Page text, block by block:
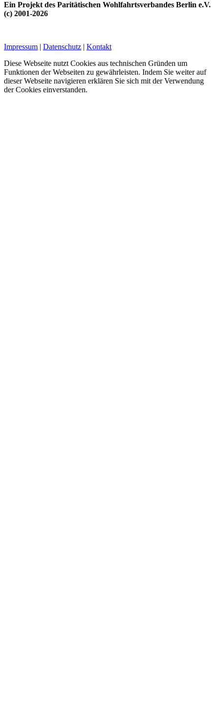
Ein Projekt des Paritätischen Wohlfahrtsverbandes Berlin e.V.
(c) 2001-2026
Impressum | Datenschutz | Kontakt
Diese Webseite nutzt Cookies aus technischen Gründen um
Funktionen der Webseiten zu gewährleisten. Indem Sie weiter auf
dieser Webseite navigieren erklären Sie sich mit der Verwendung
der Cookies einverstanden.